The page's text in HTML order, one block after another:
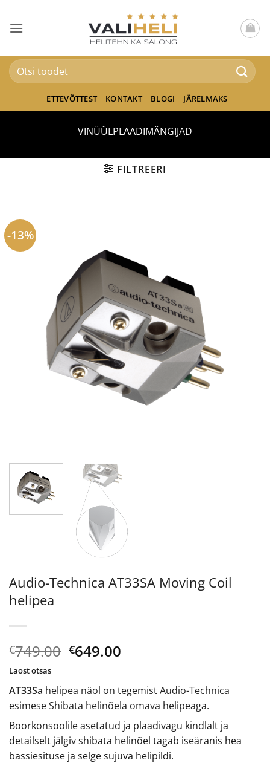
content
Otsi:
ETTEVÕTTEST KONTAKT BLOGI JÄRELMAKS
VINÜÜLPLAADIMÄNGIJAD
FILTREERI
-13%
Audio-Technica AT33SA Moving Coil
helipea
€749.00 Algne
€749.00.
€649.00
€649.00.
AT33Sa helipea näol on tegemist Audio-Technica
esimese Shibata helinõela omava helipeaga.
Boorkonsoolile asetatud ja plaadivagu kindlalt ja
detailselt jälgiv shibata helinõel tagab iseäranis hea
bassiesituse ja selge sujuva helipildi.
Laost otsas